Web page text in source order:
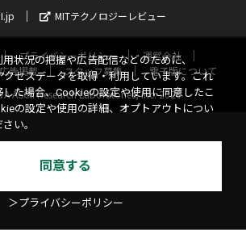
MITテクノロジーレビュー
プライバシーポリシー
運営会社
告掲載 スタッフ募集
電子版について
ASCII Research Laboratories, Inc. 2026
状況の把握や広告配信などのために、
クセスデータを取得・利用しています。これ
た場合、Cookieの設定や使用に同意したこ
の設定や使用の詳細、オプトアウトについ
い。
同意する
＞プライバシーポリシー